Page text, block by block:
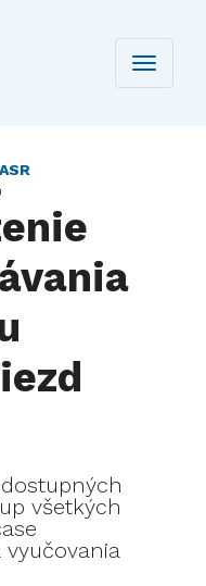
Toggle
všetkých